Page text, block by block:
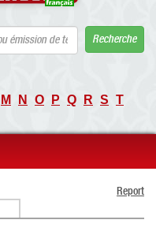
Recherche
M N O P Q R S T
Report